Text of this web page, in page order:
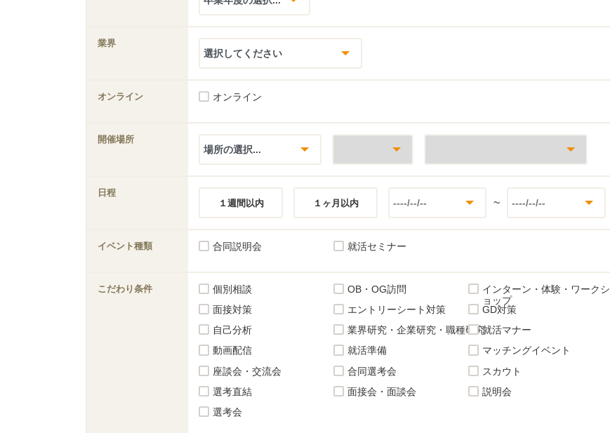
業界
オンライン オンライン
開催場所
日程
１週間以内
１ヶ月以内 ~
イベント種類 合同説明会 就活セミナー
こだわり条件 個別相談 OB・OG訪問
インターン・体験・ワークシ
ョップ
面接対策
エントリーシート対策
GD対策
自己分析
業界研究・企業研究・職種研究就活マナー
動画配信
就活準備
マッチングイベント
座談会・交流会
合同選考会
スカウト
選考直結
面接会・面談会
説明会
選考会